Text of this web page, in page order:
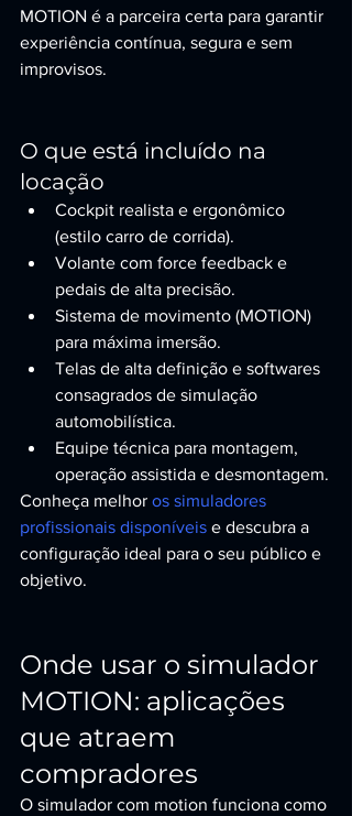
MOTION é a parceira certa para garantir
experiência contínua, segura e sem
improvisos.
O que está incluído na
locação
Cockpit realista e ergonômico
(estilo carro de corrida).
Volante com force feedback e
pedais de alta precisão.
Sistema de movimento (MOTION)
para máxima imersão.
Telas de alta definição e softwares
consagrados de simulação
automobilística.
Equipe técnica para montagem,
operação assistida e desmontagem.
Conheça melhor os simuladores
profissionais disponíveis e descubra a
configuração ideal para o seu público e
objetivo.
Onde usar o simulador
MOTION: aplicações
que atraem
compradores
O simulador com motion funciona como